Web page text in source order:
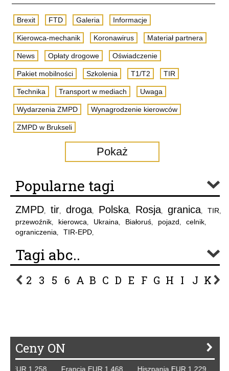
Brexit FTD Galeria Informacje
Kierowca-mechanik Koronawirus Materiał partnera
News Opłaty drogowe Oświadczenie
Pakiet mobilności Szkolenia T1/T2 TIR
Technika Transport w mediach Uwaga
Wydarzenia ZMPD Wynagrodzenie kierowców
ZMPD w Brukseli
Pokaż
Popularne tagi
ZMPD, tir, droga, Polska, Rosja, granica, TIR,
przewoźnik, kierowca, Ukraina, Białoruś, pojazd, celnik,
ograniczenia, TIR-EPD,
Tagi abc..
2 3 5 6 A B C D E F G H I J K L
Ceny ON
1,258 Francja EUR 1,468 Hiszpania EUR 1,229 WB